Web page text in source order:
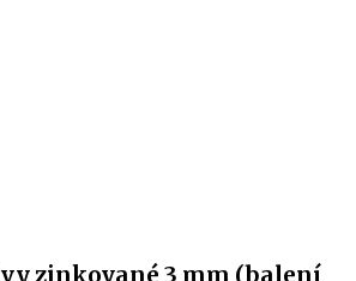
zinkované 3 mm (balení